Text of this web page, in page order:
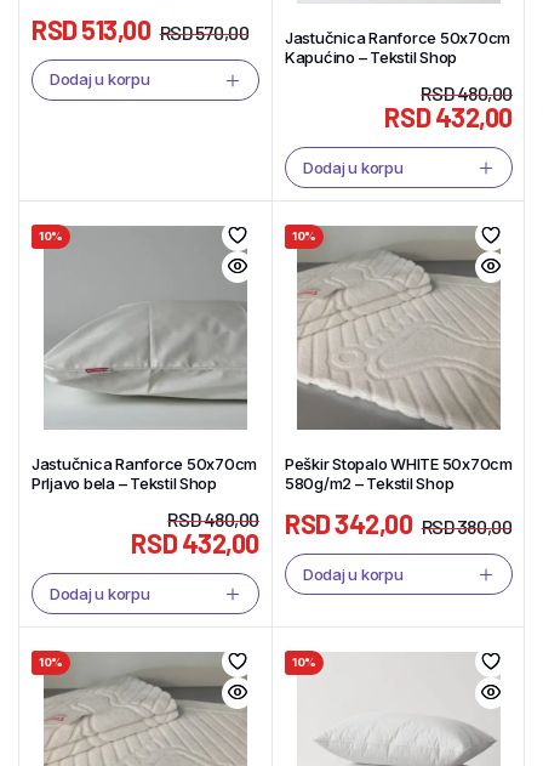
RSD570,00
RSD513,00
Dodaj u korpu
Jastučnica Ranforce 50x70cm
Kapućino – Tekstil Shop
RSD480,00
RSD432,00
Dodaj u korpu
10%
Jastučnica Ranforce 50x70cm
Prljavo bela – Tekstil Shop
RSD480,00
RSD432,00
Dodaj u korpu
10%
Peškir Stopalo WHITE 50x70cm
580g/m2 – Tekstil Shop
RSD380,00
RSD342,00
Dodaj u korpu
10% 10%